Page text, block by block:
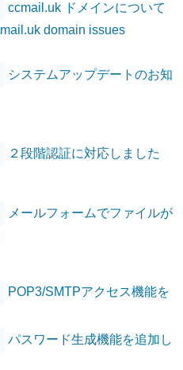
ccmail.uk ドメインについて
domain issues
システムアップデートのお知
２段階認証に対応しました
メールフォームでファイルが
POP3/SMTPアクセス機能を
パスワード生成機能を追加し